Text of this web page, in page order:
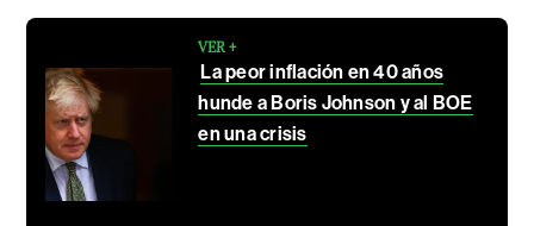
VER +
La peor inflación en 40 años
hunde a Boris Johnson y al BOE
en una crisis